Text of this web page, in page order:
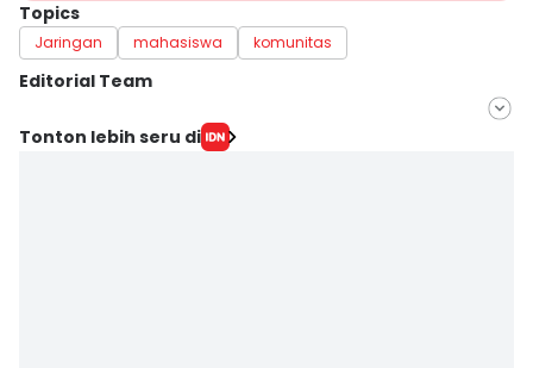
Topics
Jaringan mahasiswa komunitas
Editorial Team
Editor
Tonton lebih seru di